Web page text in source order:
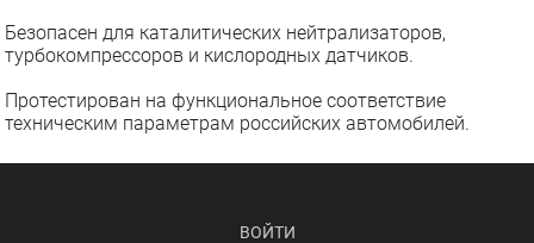
Безопасен для каталитических нейтрализаторов,
турбокомпрессоров и кислородных датчиков.
Протестирован на функциональное соответствие
техническим параметрам российских автомобилей.
ВОЙТИ